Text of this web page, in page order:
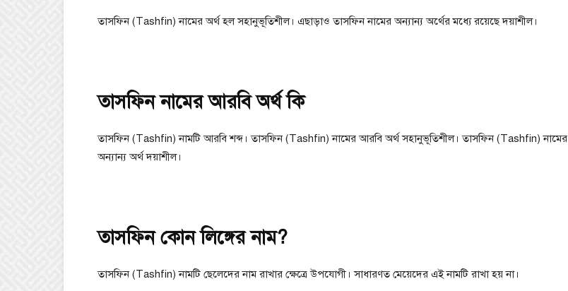
তাসফিন (Tashfin) নামের অর্থ হল সহানুভূতিশীল। এছাড়াও তাসফিন নামের অন্যান্য অর্থের মধ্যে রয়েছে দয়াশীল।
তাসফিন নামের আরবি অর্থ কি
তাসফিন (Tashfin) নামটি আরবি শব্দ। তাসফিন (Tashfin) নামের আরবি অর্থ সহানুভূতিশীল। তাসফিন (Tashfin) নামের
অন্যান্য অর্থ দয়াশীল।
তাসফিন কোন লিঙ্গের নাম?
তাসফিন (Tashfin) নামটি ছেলেদের নাম রাখার ক্ষেত্রে উপযোগী। সাধারণত মেয়েদের এই নামটি রাখা হয় না।